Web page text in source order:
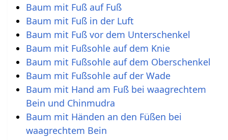
Baum mit Fuß auf Fuß
Baum mit Fuß in der Luft
Baum mit Fuß vor dem Unterschenkel
Baum mit Fußsohle auf dem Knie
Baum mit Fußsohle auf dem Oberschenkel
Baum mit Fußsohle auf der Wade
Baum mit Hand am Fuß bei waagrechtem
Bein und Chinmudra
Baum mit Händen an den Füßen bei
waagrechtem Bein